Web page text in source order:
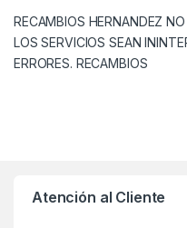
RECAMBIOS HERNANDEZ
LOS SERVICIOS SEAN
ERRORES. RECAMBIOS
Atención al Cliente